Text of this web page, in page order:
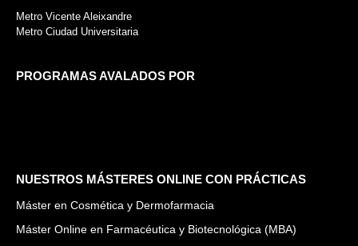
Metro Vicente Aleixandre
Metro Ciudad Universitaria
PROGRAMAS AVALADOS POR
NUESTROS MÁSTERES ONLINE CON PRÁCTICAS
Máster en Cosmética y Dermofarmacia
Máster Online en Farmacéutica y Biotecnológica (MBA)